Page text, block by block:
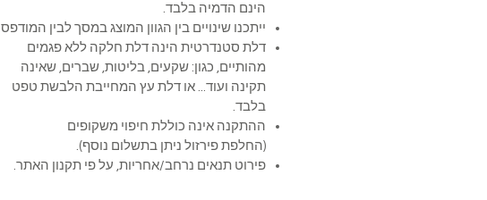
הינם הדמיה בלבד.
ייתכנו שינויים בין הגוון המוצג במסך לבין המודפס
דלת סטנדרטית הינה דלת חלקה ללא פגמים
מהותיים, כגון: שקעים, בליטות, שברים, שאינה
תקינה ועוד... או דלת עץ המחייבת הלבשת טפט
בלבד.
ההתקנה אינה כוללת חיפוי משקופים
(החלפת פירזול ניתן בתשלום נוסף).
פירוט תנאים נרחב/אחריות, על פי תקנון האתר.